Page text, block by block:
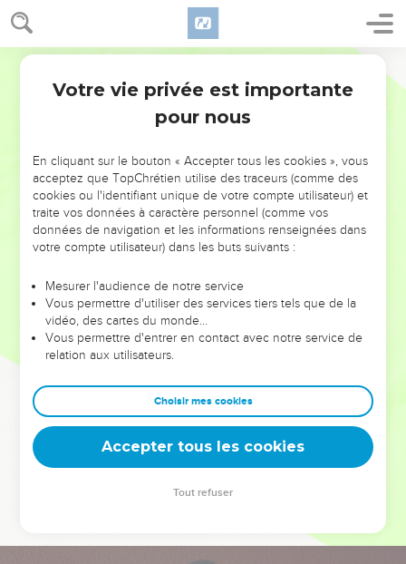
NE MANQUEZ PAS L’ÉVÉNEMENT
DE L’ANNÉE !
ET SI LEURS ERREURS POUVAIENT VOUS ÉVITER LES
VOTRES ?
leur foi ou leur vision. Mais on voit moins les doutes, les erreurs
et les saisons difficiles qu'ils ont traversés, alors même que ce
sont elles qui les ont façonnés.
Dans cette conférence, leaders, entrepreneurs, et responsables
clés pour avancer avec plus de sagesse afin que leurs erreurs
deviennent vos tremplins. Que vous guidiez un ministère, une
équipe, un groupe ou une famille, leur expérience est faite
Votre vie privée est importante
pour nous
En cliquant sur le bouton « Accepter tous les cookies », vous
acceptez que TopChrétien utilise des traceurs (comme des
cookies ou l'identifiant unique de votre compte utilisateur) et
traite vos données à caractère personnel (comme vos
données de navigation et les informations renseignées dans
votre compte utilisateur) dans les buts suivants :
Mesurer l'audience de notre service
Vous permettre d'utiliser des services tiers tels que de la
vidéo, des cartes du monde…
Vous permettre d'entrer en contact avec notre service de
relation aux utilisateurs.
Choisir mes cookies
Accepter tous les cookies
Tout refuser